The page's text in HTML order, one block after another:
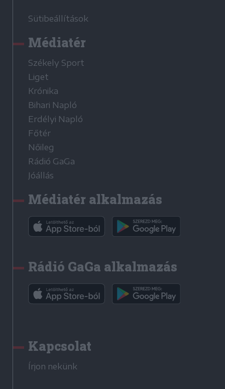
Sütibeállítások
Médiatér
Székely Sport
Liget
Krónika
Bihari Napló
Erdélyi Napló
Főtér
Nőileg
Rádió GaGa
Jóállás
Médiatér alkalmazás
Rádió GaGa alkalmazás
Kapcsolat
Írjon nekünk